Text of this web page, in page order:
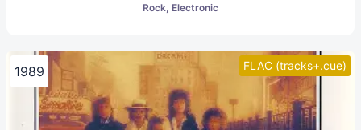
Rock, Electronic
FLAC (tracks+.cue)
1989